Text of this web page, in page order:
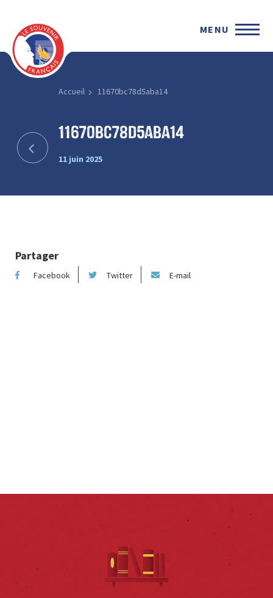
MENU
Accueil 11670bc78d5aba14
11670bc78d5aba14
11 juin 2025
Partager
Facebook Twitter E-mail